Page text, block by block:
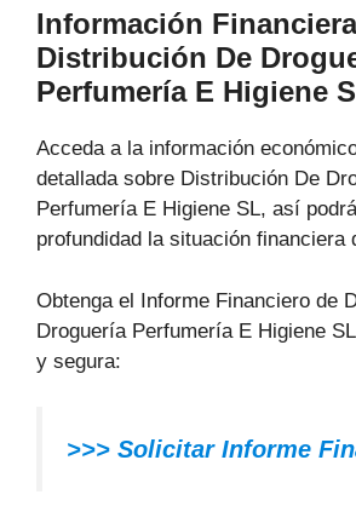
Información
Distribución De
Perfumería E Higiene
Acceda a la información
detallada sobre Distribución De
Perfumería E Higiene SL, así
profundidad la situación financiera
Obtenga el Informe Financiero de
Droguería Perfumería E Higiene
y segura:
>>> Solicitar Informe